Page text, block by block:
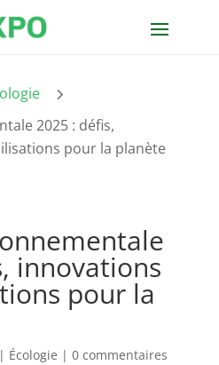
5
2025 : défis,
pour la planète
innovations
pour la
Écologie | 0 commentaires